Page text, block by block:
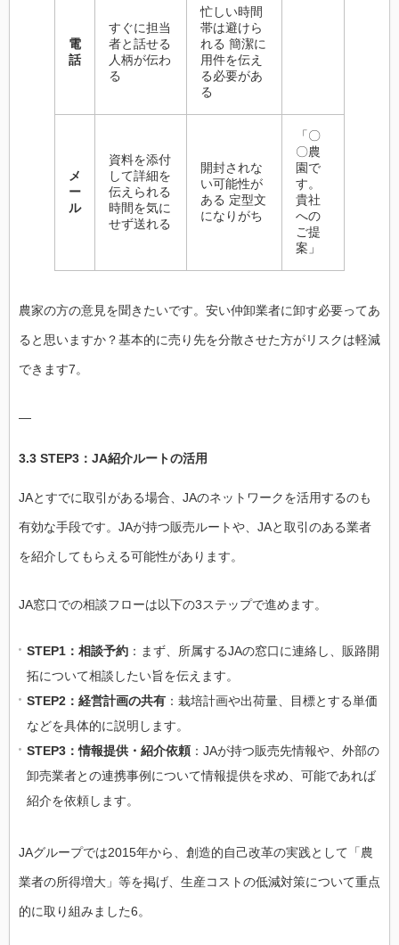
電
話
すぐに担当
者と話せる
人柄が伝わ
る
忙しい時間
帯は避けら
れる 簡潔に
用件を伝え
る必要があ
る
メ
ー
ル
資料を添付
して詳細を
伝えられる
時間を気に
せず送れる
開封されな
い可能性が
ある 定型文
になりがち
「〇
〇農
園で
す。
貴社
への
ご提
案」
農家の方の意見を聞きたいです。安い仲卸業者に卸す必要ってあ
ると思いますか？基本的に売り先を分散させた方がリスクは軽減
できます7。
—
3.3 STEP3：JA紹介ルートの活用
JAとすでに取引がある場合、JAのネットワークを活用するのも
有効な手段です。JAが持つ販売ルートや、JAと取引のある業者
を紹介してもらえる可能性があります。
JA窓口での相談フローは以下の3ステップで進めます。
STEP1：相談予約 ：まず、所属するJAの窓口に連絡し、販路開
拓について相談したい旨を伝えます。
STEP2：経営計画の共有 ：栽培計画や出荷量、目標とする単価
などを具体的に説明します。
STEP3：情報提供・紹介依頼 ：JAが持つ販売先情報や、外部の
卸売業者との連携事例について情報提供を求め、可能であれば
紹介を依頼します。
JAグループでは2015年から、創造的自己改革の実践として「農
業者の所得増大」等を掲げ、生産コストの低減対策について重点
的に取り組みました6。